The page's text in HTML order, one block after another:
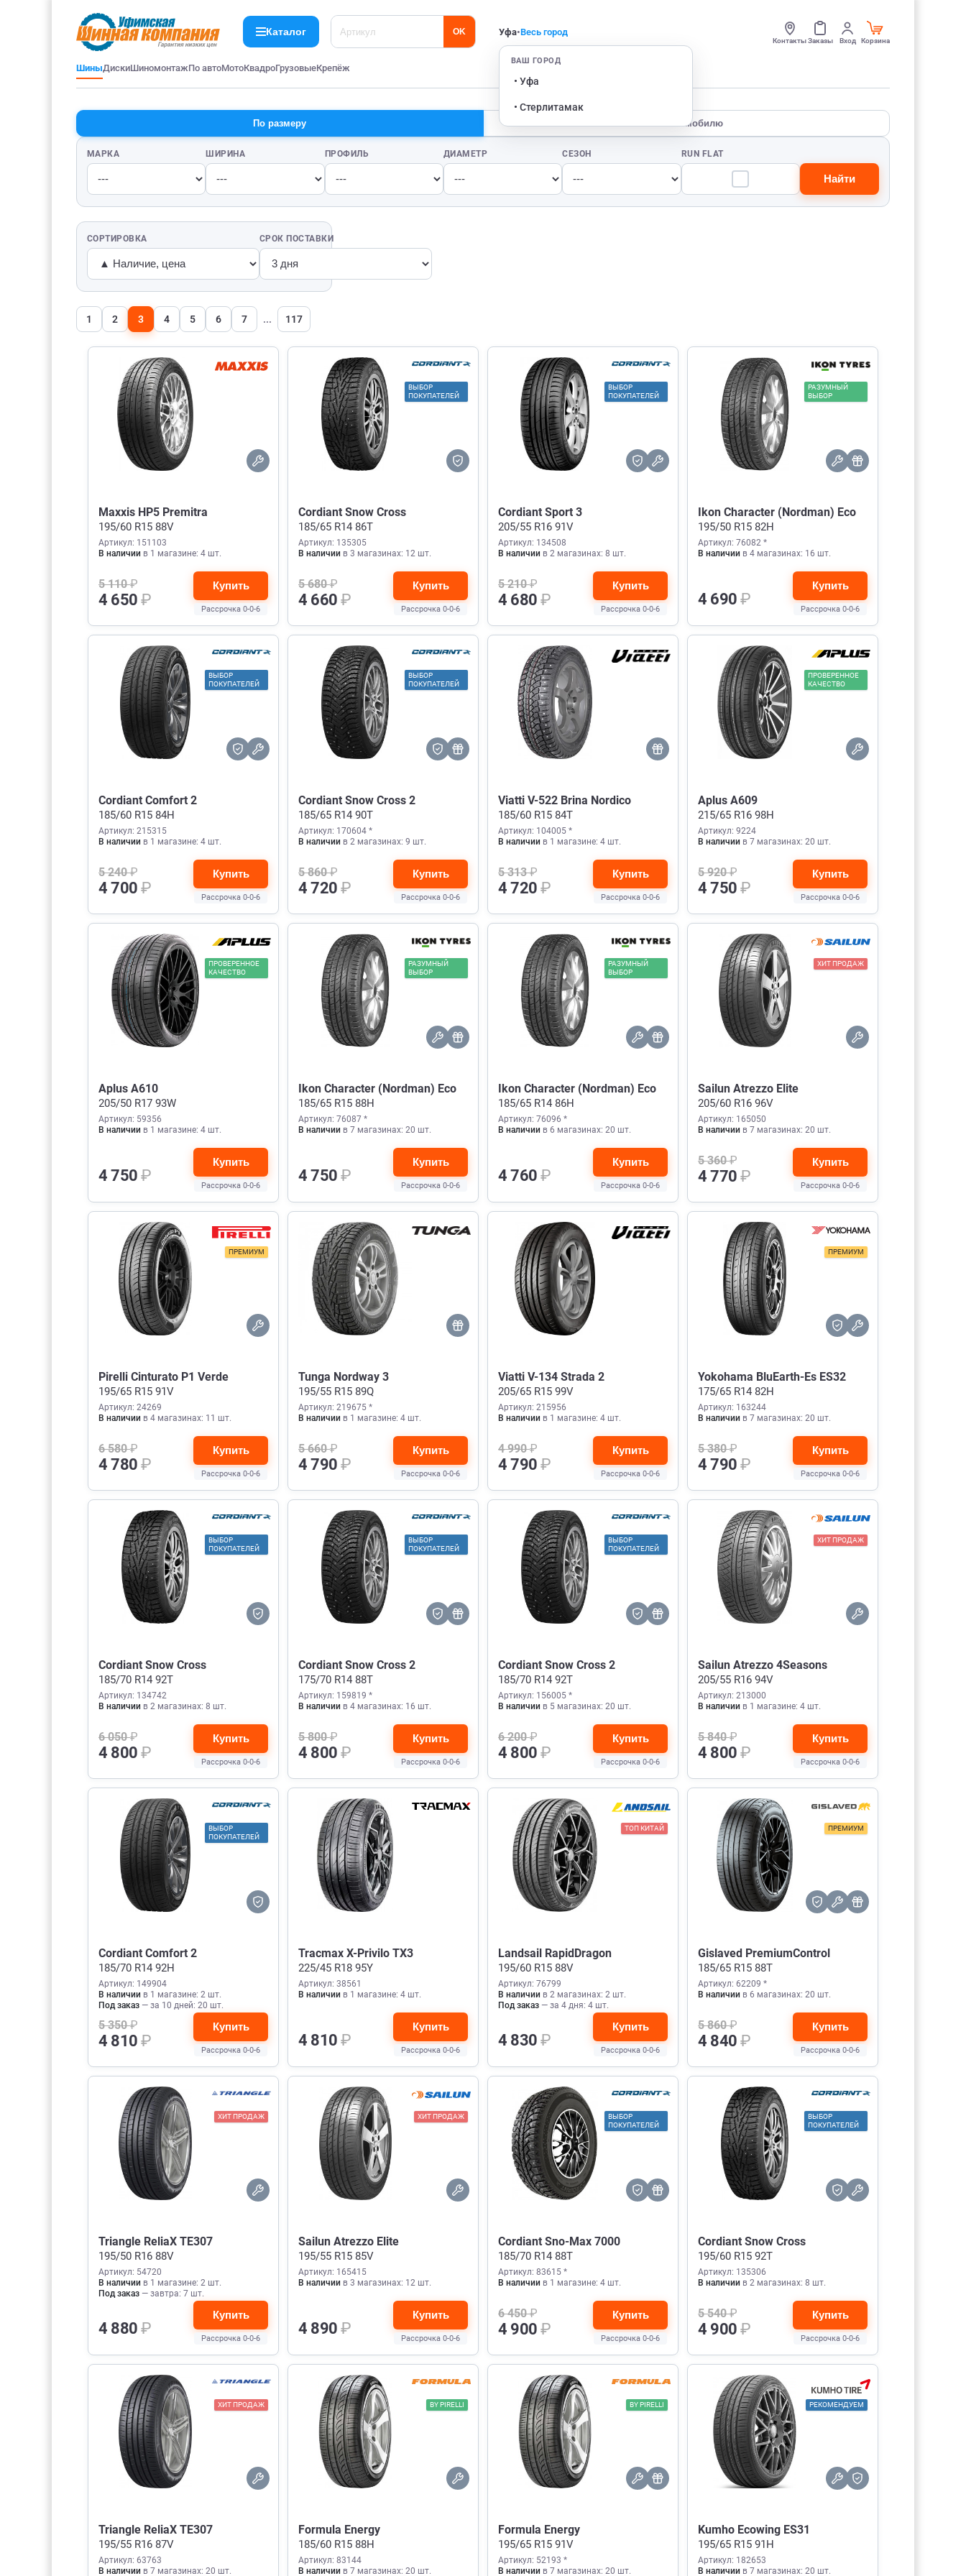
Каталог OK Уфа•Весь город
ВАШ ГОРОД
• Уфа
• Стерлитамак
КонтактыЗаказы Вход Корзина
ШиныДискиШиномонтажПо автоМотоКвадроГрузовыеКрепёж
По размеру По автомобилю
МАРКА ШИРИНА ПРОФИЛЬ ДИАМЕТР СЕЗОН RUN FLAT
Найти
СОРТИРОВКА СРОК ПОСТАВКИ
1 2 3 4 5 6 7 ... 117
Maxxis HP5 Premitra
195/60 R15 88V
Артикул: 151103
В наличии в 1 магазине: 4 шт.
5 110₽
4 650₽
Купить
Рассрочка 0-0-6
ВЫБОР
ПОКУПАТЕЛЕЙ
Cordiant Snow Cross
185/65 R14 86T
Артикул: 135305
В наличии в 3 магазинах: 12 шт.
5 680₽
4 660₽
Купить
Рассрочка 0-0-6
ВЫБОР
ПОКУПАТЕЛЕЙ
Cordiant Sport 3
205/55 R16 91V
Артикул: 134508
В наличии в 2 магазинах: 8 шт.
5 210₽
4 680₽
Купить
Рассрочка 0-0-6
РАЗУМНЫЙ
ВЫБОР
Ikon Character (Nordman) Eco
195/50 R15 82H
Артикул: 76082 *
В наличии в 4 магазинах: 16 шт.
4 690₽
Купить
Рассрочка 0-0-6
ВЫБОР
ПОКУПАТЕЛЕЙ
Cordiant Comfort 2
185/60 R15 84H
Артикул: 215315
В наличии в 1 магазине: 4 шт.
5 240₽
4 700₽
Купить
Рассрочка 0-0-6
ВЫБОР
ПОКУПАТЕЛЕЙ
Cordiant Snow Cross 2
185/65 R14 90T
Артикул: 170604 *
В наличии в 2 магазинах: 9 шт.
5 860₽
4 720₽
Купить
Рассрочка 0-0-6
Viatti V-522 Brina Nordico
185/60 R15 84T
Артикул: 104005 *
В наличии в 1 магазине: 4 шт.
5 313₽
4 720₽
Купить
Рассрочка 0-0-6
ПРОВЕРЕННОЕ
КАЧЕСТВО
Aplus A609
215/65 R16 98H
Артикул: 9224
В наличии в 7 магазинах: 20 шт.
5 920₽
4 750₽
Купить
Рассрочка 0-0-6
ПРОВЕРЕННОЕ
КАЧЕСТВО
Aplus A610
205/50 R17 93W
Артикул: 59356
В наличии в 1 магазине: 4 шт.
4 750₽
Купить
Рассрочка 0-0-6
РАЗУМНЫЙ
ВЫБОР
Ikon Character (Nordman) Eco
185/65 R15 88H
Артикул: 76087 *
В наличии в 7 магазинах: 20 шт.
4 750₽
Купить
Рассрочка 0-0-6
РАЗУМНЫЙ
ВЫБОР
Ikon Character (Nordman) Eco
185/65 R14 86H
Артикул: 76096 *
В наличии в 6 магазинах: 20 шт.
4 760₽
Купить
Рассрочка 0-0-6
ХИТ ПРОДАЖ
Sailun Atrezzo Elite
205/60 R16 96V
Артикул: 165050
В наличии в 7 магазинах: 20 шт.
5 360₽
4 770₽
Купить
Рассрочка 0-0-6
ПРЕМИУМ
Pirelli Cinturato P1 Verde
195/65 R15 91V
Артикул: 24269
В наличии в 4 магазинах: 11 шт.
6 580₽
4 780₽
Купить
Рассрочка 0-0-6
Tunga Nordway 3
195/55 R15 89Q
Артикул: 219675 *
В наличии в 1 магазине: 4 шт.
5 660₽
4 790₽
Купить
Рассрочка 0-0-6
Viatti V-134 Strada 2
205/65 R15 99V
Артикул: 215956
В наличии в 1 магазине: 4 шт.
4 990₽
4 790₽
Купить
Рассрочка 0-0-6
ПРЕМИУМ
Yokohama BluEarth-Es ES32
175/65 R14 82H
Артикул: 163244
В наличии в 7 магазинах: 20 шт.
5 380₽
4 790₽
Купить
Рассрочка 0-0-6
ВЫБОР
ПОКУПАТЕЛЕЙ
Cordiant Snow Cross
185/70 R14 92T
Артикул: 134742
В наличии в 2 магазинах: 8 шт.
6 050₽
4 800₽
Купить
Рассрочка 0-0-6
ВЫБОР
ПОКУПАТЕЛЕЙ
Cordiant Snow Cross 2
175/70 R14 88T
Артикул: 159819 *
В наличии в 4 магазинах: 16 шт.
5 800₽
4 800₽
Купить
Рассрочка 0-0-6
ВЫБОР
ПОКУПАТЕЛЕЙ
Cordiant Snow Cross 2
185/70 R14 92T
Артикул: 156005 *
В наличии в 5 магазинах: 20 шт.
6 200₽
4 800₽
Купить
Рассрочка 0-0-6
ХИТ ПРОДАЖ
Sailun Atrezzo 4Seasons
205/55 R16 94V
Артикул: 213000
В наличии в 1 магазине: 4 шт.
5 840₽
4 800₽
Купить
Рассрочка 0-0-6
ВЫБОР
ПОКУПАТЕЛЕЙ
Cordiant Comfort 2
185/70 R14 92H
Артикул: 149904
В наличии в 1 магазине: 2 шт.
Под заказ — за 10 дней: 20 шт.
5 350₽
4 810₽
Купить
Рассрочка 0-0-6
Tracmax X-Privilo TX3
225/45 R18 95Y
Артикул: 38561
В наличии в 1 магазине: 4 шт.
4 810₽
Купить
Рассрочка 0-0-6
ТОП КИТАЙ
Landsail RapidDragon
195/60 R15 88V
Артикул: 76799
В наличии в 2 магазинах: 2 шт.
Под заказ — за 4 дня: 4 шт.
4 830₽
Купить
Рассрочка 0-0-6
ПРЕМИУМ
Gislaved PremiumControl
185/65 R15 88T
Артикул: 62209 *
В наличии в 6 магазинах: 20 шт.
5 860₽
4 840₽
Купить
Рассрочка 0-0-6
ХИТ ПРОДАЖ
Triangle ReliaX TE307
195/50 R16 88V
Артикул: 54720
В наличии в 1 магазине: 2 шт.
Под заказ — завтра: 7 шт.
4 880₽
Купить
Рассрочка 0-0-6
ХИТ ПРОДАЖ
Sailun Atrezzo Elite
195/55 R15 85V
Артикул: 165415
В наличии в 3 магазинах: 12 шт.
4 890₽
Купить
Рассрочка 0-0-6
ВЫБОР
ПОКУПАТЕЛЕЙ
Cordiant Sno-Max 7000
185/70 R14 88T
Артикул: 83615 *
В наличии в 1 магазине: 4 шт.
6 450₽
4 900₽
Купить
Рассрочка 0-0-6
ВЫБОР
ПОКУПАТЕЛЕЙ
Cordiant Snow Cross
195/60 R15 92T
Артикул: 135306
В наличии в 2 магазинах: 8 шт.
5 540₽
4 900₽
Купить
Рассрочка 0-0-6
ХИТ ПРОДАЖ
Triangle ReliaX TE307
195/55 R16 87V
Артикул: 63763
В наличии в 7 магазинах: 20 шт.
BY PIRELLI
Formula Energy
185/60 R15 88H
Артикул: 83144
В наличии в 7 магазинах: 20 шт.
BY PIRELLI
Formula Energy
195/65 R15 91V
Артикул: 52193 *
В наличии в 7 магазинах: 20 шт.
РЕКОМЕНДУЕМ
Kumho Ecowing ES31
195/65 R15 91H
Артикул: 182653
В наличии в 7 магазинах: 20 шт.